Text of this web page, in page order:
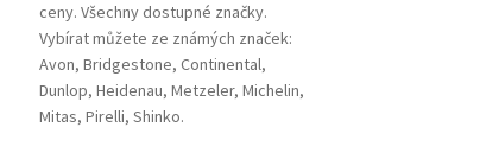
ceny. Všechny dostupné značky.
Vybírat můžete ze známých značek:
Avon, Bridgestone, Continental,
Dunlop, Heidenau, Metzeler, Michelin,
Mitas, Pirelli, Shinko.